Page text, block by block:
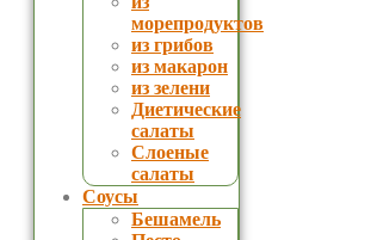
морепродуктов
из грибов
из макарон
из зелени
Диетические
салаты
Слоеные
салаты
Соусы
Бешамель